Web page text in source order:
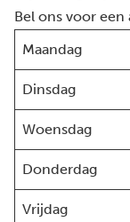
Bel ons voor
Maandag
Dinsdag
Woensdag
Donderdag
Vrijdag